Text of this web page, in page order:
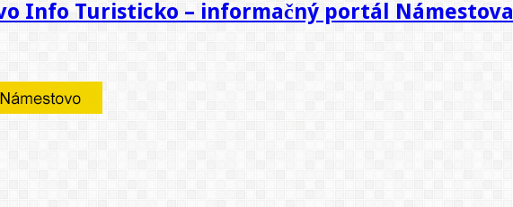
Info Turisticko – informačný portál Námestova